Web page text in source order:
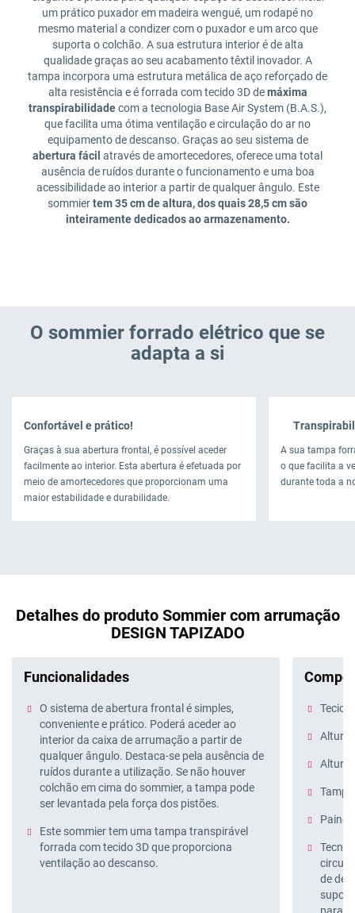
um prático puxador em madeira wengué, um rodapé no
mesmo material a condizer com o puxador e um arco que
suporta o colchão. A sua estrutura interior é de alta
qualidade graças ao seu acabamento têxtil inovador. A
tampa incorpora uma estrutura metálica de aço reforçado de
alta resistência e é forrada com tecido 3D demáxima
transpirabilidadecom a tecnologia Base Air System (B.A.S.),
que facilita uma ótima ventilação e circulação do ar no
equipamento de descanso. Graças ao seu sistema de
abertura fácil através de amortecedores, oferece uma total
ausência de ruídos durante o funcionamento e uma boa
acessibilidade ao interior a partir de qualquer ângulo. Este
sommiertem 35 cm de altura, dos quais 28,5 cm são
inteiramente dedicados ao armazenamento.
O sommier forrado elétrico que se
adapta a si
Confortável e prático!
Graças à sua abertura frontal, é possível aceder
facilmente ao interior. Esta abertura é efetuada por
meio de amortecedores que proporcionam uma
maior estabilidade e durabilidade.
A sua tampa
o que facilita a
durante toda a
Detalhes do produto Sommier com arrumação
DESIGN TAPIZADO
Funcionalidades
O sistema de abertura frontal é simples,
conveniente e prático. Poderá aceder ao
interior da caixa de arrumação a partir de
qualquer ângulo. Destaca-se pela ausência de
ruídos durante a utilização. Se não houver
colchão em cima do sommier, a tampa pode
ser levantada pela força dos pistões.
Este sommier tem uma tampa transpirável
forrada com tecido 3D que proporciona
ventilação ao descanso.
Tecido
Altura
Altura
de